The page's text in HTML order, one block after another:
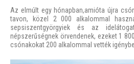
Az elmúlt egy hónapban,amióta újra
tavon, közel 2 000 alkalommal
sepsiszentgyörgyiek és az
népszerűségnek örvendenek, ezeket 1
csónakokat 200 alkalommal vették